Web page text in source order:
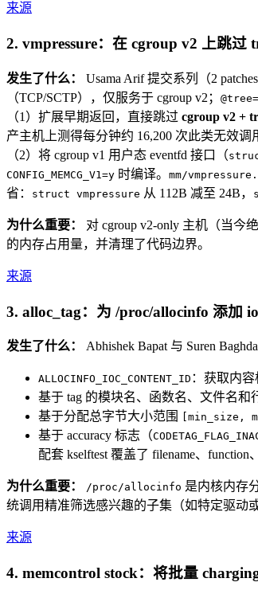
来源
2. vmpressure：在 cgroup v2 上跳过
发生了什么： Usama Arif 提交系列（2
（TCP/SCTP），仅服务于 cgroup v2；
（1）扩展早期返回，直接跳过 cgroup v2 +
产主机上测得每分钟约 16,200 次此类无效调
（2）将 cgroup v1 用户态 eventfd 接口（
CONFIG_MEMCG_V1=y 时编译。 mm/
省：
struct vmpressure 从 112B 减至 24B，
为什么重要： 对 cgroup v2-only 主机（当今
的内存占用量，并清理了代码边界。
来源
3. alloc_tag：为 /proc/allocinfo 添加
发生了什么： Abhishek Bapat 与 Suren
ALLOCINFO_IOC_CONTENT_ID ：获取内
基于 tag 的模块名、函数名、文件名和
基于分配总字节大小范围
[min_size,
基于 accuracy 标志（
配套 kselftest 覆盖了 filename、function
为什么重要： /proc/allocinfo 是内核内存
统调用精准筛选感兴趣的子集（如特定驱动
来源
4. memcontrol stock：将批量